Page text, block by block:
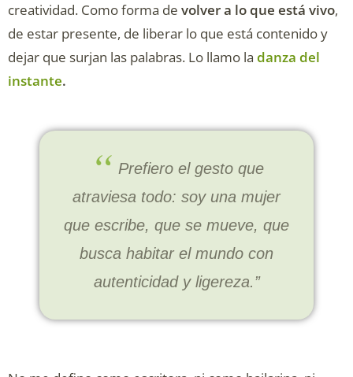
creatividad. Como forma de volver a lo que está vivo,
de estar presente, de liberar lo que está contenido y
dejar que surjan las palabras. Lo llamo la danza del
instante.
“ Prefiero el gesto que
atraviesa todo: soy una mujer
que escribe, que se mueve, que
busca habitar el mundo con
autenticidad y ligereza.”